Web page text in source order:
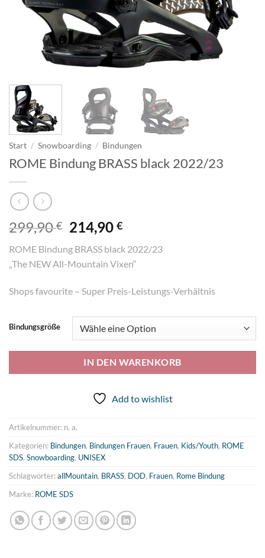
Start / Snowboarding / Bindungen
ROME Bindung BRASS black 2022/23
299,90€ Ursprünglicher
Preis
war:
299,90 €
214,90€Aktueller
ist:
214,90 €.
ROME Bindung BRASS black 2022/23
„The NEW All-Mountain Vixen“
Shops favourite – Super Preis-Leistungs-Verhältnis
Bindungsgröße
IN DEN WARENKORB
Add to wishlist
Artikelnummer: n. a.
Kategorien: Bindungen, Bindungen Frauen, Frauen, Kids/Youth, ROME
SDS, Snowboarding, UNISEX
Schlagwörter:allMountain, BRASS, DOD, Frauen, Rome Bindung
Marke: ROME SDS